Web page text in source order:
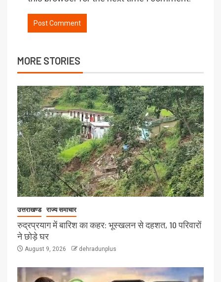
MORE STORIES
उत्तराखण्ड राज्य समाचार
रुद्रप्रयाग में बारिश का कहर: भूस्खलन से दहशत, 10 परिवारों
ने छोड़े घर
August 9, 2026 dehradunplus